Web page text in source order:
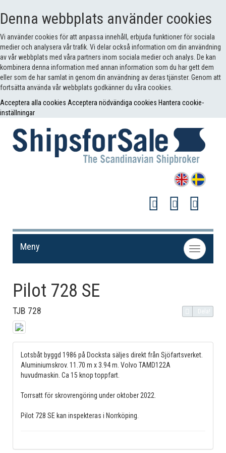
Denna webbplats använder cookies
Vi använder cookies för att anpassa innehåll, erbjuda funktioner för sociala
medier och analysera vår trafik. Vi delar också information om din användning
av vår webbplats med våra partners inom sociala medier och analys. De kan
kombinera denna information med annan information som du har gett dem
eller som de har samlat in genom din användning av deras tjänster. Genom att
fortsätta använda vår webbplats godkänner du våra cookies.
Acceptera alla cookies Acceptera nödvändiga cookies Hantera cookie-
inställningar
Toggle
navigation
Meny
Pilot 728 SE
TJB 728 Dela!
Lotsbåt byggd 1986 på Docksta säljes direkt från Sjöfartsverket.
Aluminiumskrov. 11.70 m x 3.94 m. Volvo TAMD122A
huvudmaskin. Ca 15 knop toppfart.
Torrsatt för skrovrengöring under oktober 2022.
Pilot 728 SE kan inspekteras i Norrköping.